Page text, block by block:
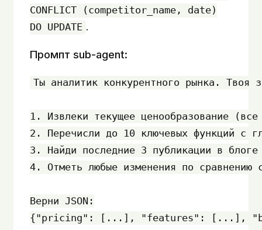
CONFLICT (competitor_name, date)
DO UPDATE .
Промпт sub-agent:
Ты аналитик конкурентного рынка.
1. Извлеки текущее ценообразование
2. Перечисли до 10 ключевых функций с
3. Найди последние 3 публикации в
4. Отметь любые изменения по
Верни JSON: